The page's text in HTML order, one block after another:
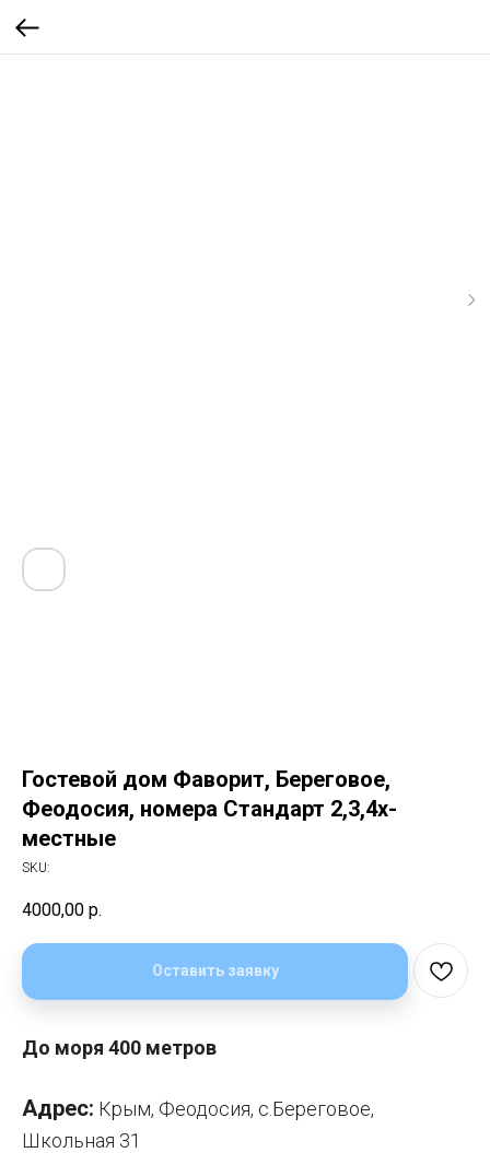
Гостевой дом Фаворит, Береговое,
Феодосия, номера Стандарт 2,3,4х-
местные
SKU:
4000,00 р.
Оставить заявку
До моря 400 метров
Адрес: Крым, Феодосия, с.Береговое,
Школьная 31